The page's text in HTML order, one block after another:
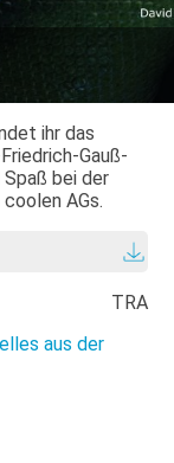
ihr das
Gauß-
bei der
AGs.
TRA
aus der